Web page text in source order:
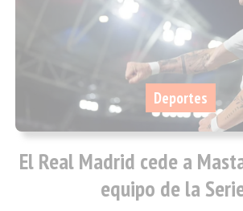
El Real Madrid cede a
equipo de la
Deportes